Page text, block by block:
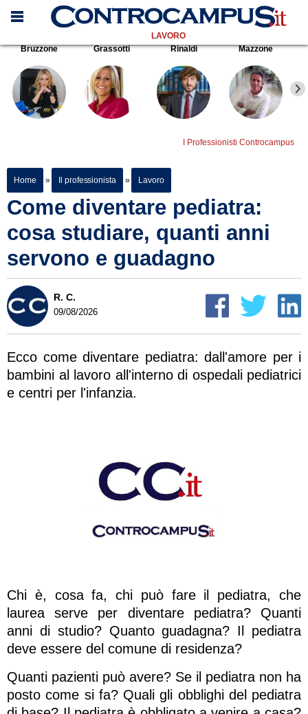
LAVORO
Bruzzone
Grassotti Rinaldi Mazzone
I Professionisti Controcampus
Home » Il professionista » Lavoro
Come diventare pediatra:
cosa studiare, quanti anni
servono e guadagno
R. C.
09/08/2026
Ecco come diventare pediatra: dall'amore per i
bambini al lavoro all'interno di ospedali pediatrici
e centri per l'infanzia.
Chi è, cosa fa, chi può fare il pediatra, che
laurea serve per diventare pediatra? Quanti
anni di studio? Quanto guadagna? Il pediatra
deve essere del comune di residenza?
Quanti pazienti può avere? Se il pediatra non ha
posto come si fa? Quali gli obblighi del pediatra